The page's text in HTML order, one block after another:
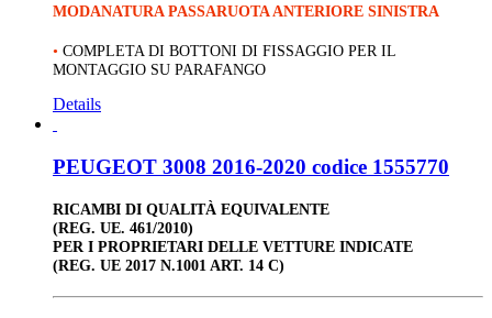
MODANATURA PASSARUOTA ANTERIORE SINISTRA
• COMPLETA DI BOTTONI DI FISSAGGIO PER IL
MONTAGGIO SU PARAFANGO
Details
PEUGEOT 3008 2016-2020 codice 1555770
RICAMBI DI QUALITÀ EQUIVALENTE
(REG. UE. 461/2010)
PER I PROPRIETARI DELLE VETTURE INDICATE
(REG. UE 2017 N.1001 ART. 14 C)